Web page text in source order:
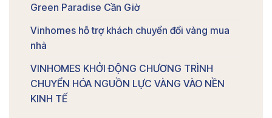
Green Paradise Cần Giờ
Vinhomes hỗ trợ khách chuyển đổi vàng mua
nhà
VINHOMES KHỞI ĐỘNG CHƯƠNG TRÌNH
CHUYỂN HÓA NGUỒN LỰC VÀNG VÀO NỀN
KINH TẾ